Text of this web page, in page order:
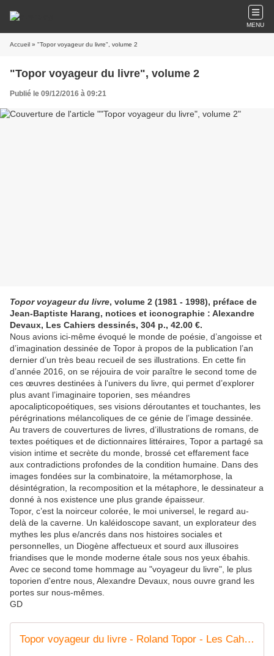
MENU
Accueil » "Topor voyageur du livre", volume 2
"Topor voyageur du livre", volume 2
Publié le 09/12/2016 à 09:21
Topor voyageur du livre, volume 2 (1981 - 1998), préface de
Jean-Baptiste Harang, notices et iconographie : Alexandre
Devaux, Les Cahiers dessinés, 304 p., 42.00 €.
Nous avions ici-même évoqué le monde de poésie, d’angoisse et
d’imagination dessinée de Topor à propos de la publication l’an
dernier d’un très beau recueil de ses illustrations. En cette fin
d’année 2016, on se réjouira de voir paraître le second tome de
ces œuvres destinées à l'univers du livre, qui permet d’explorer
plus avant l’imaginaire toporien, ses méandres
apocalipticopoétiques, ses visions déroutantes et touchantes, les
pérégrinations mélancoliques de ce génie de l’image dessinée.
Au travers de couvertures de livres, d’illustrations de romans, de
textes poétiques et de dictionnaires littéraires, Topor a partagé sa
vision intime et secrète du monde, brossé cet effarement face
aux contradictions profondes de la condition humaine. Dans des
images fondées sur la combinatoire, la métamorphose, la
désintégration, la recomposition et la métaphore, le dessinateur a
donné à nos existence une plus grande épaisseur.
Topor, c’est la noirceur colorée, le moi universel, le regard au-
delà de la caverne. Un kaléidoscope savant, un explorateur des
mythes les plus e/ancrés dans nos histoires sociales et
personnelles, un Diogène affectueux et sourd aux illusoires
friandises que le monde moderne étale sous nos yeux ébahis.
Avec ce second tome hommage au "voyageur du livre", le plus
toporien d'entre nous, Alexandre Devaux, nous ouvre grand les
portes sur nous-mêmes.
GD
Topor voyageur du livre - Roland Topor - Les Cahiers dessinés